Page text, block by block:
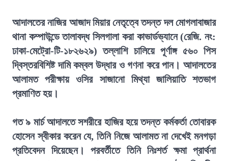
আদালতের নাজির আজাদ মিয়ার নেতৃত্বে তদন্ত দল মোগলাবাজার
থানা কম্পাউন্ডে তালাবদ্ধ সিলগালা করা কাভার্ডভ্যানে (রেজি. নং:
ঢাকা-মেট্রো-টি-১৮২৬২৯) তল্লাশি চালিয়ে পূর্ণাঙ্গ ৫৬০ পিস
দ্বিস্তরবিশিষ্ট দামি কম্বল উদ্ধার ও গণনা করে পান। আদালতের
আলামত পরীক্ষায় ওসির সাজানো মিথ্যা জালিয়াতি শতভাগ
প্রমাণিত হয়।
গত ৯ মার্চ আদালতে সশরীরে হাজির হয়ে তদন্ত কর্মকর্তা তোবারক
হোসেন স্বীকার করেন যে, তিনি নিজে আলামত না দেখেই মনগড়া
প্রতিবেদন দিয়েছেন। পরবর্তীতে তিনি নিঃশর্ত ক্ষমা প্রার্থনা